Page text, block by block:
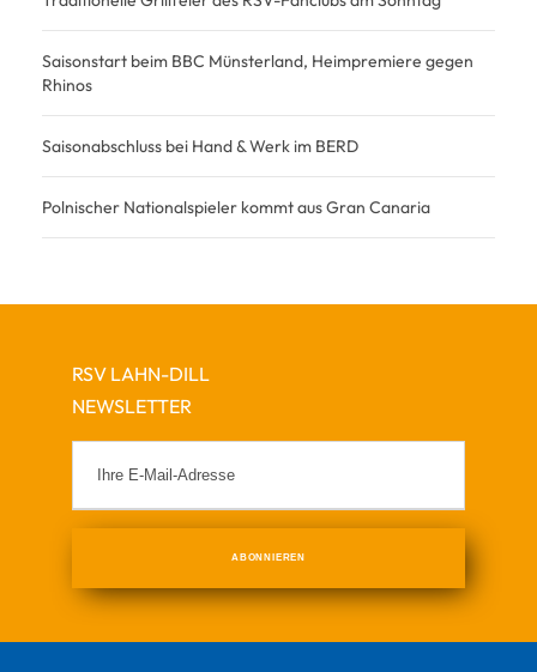
Saisonstart beim BBC Münsterland, Heimpremiere gegen
Rhinos
Saisonabschluss bei Hand & Werk im BERD
Polnischer Nationalspieler kommt aus Gran Canaria
RSV LAHN-DILL
NEWSLETTER